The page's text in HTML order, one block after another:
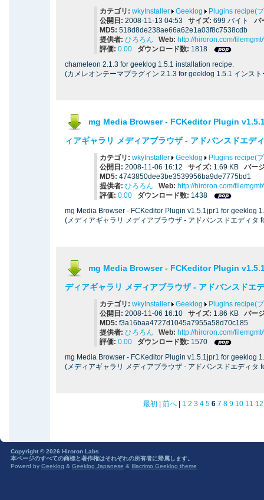
カテゴリ: wkyInstaller Geeklog
Plugins recipe(
公開日: 2008-11-13 04:53 サイズ: 699 バイト バ
MD5: 518d8de238ae66a62e1a03f8c7538cdb
提供者: ひろろん Web: http://hiroron.com/
評価: 0.00 ダウンロード数: 1818
chameleon 2.1.3 for geeklog 1.5.1 installation recipe.
(カメレオンテーマプラグイン 2.1.3 for geeklog 1.5.1 インス
mg Media Browser - FCKeditor Plugin
ィアギャラリ メディアブラウザ - アドバンスドエデ
カテゴリ: wkyInstaller Geeklog
Plugins recipe(
公開日: 2008-11-06 16:12 サイズ: 1.69 KB バー
MD5: 4743850dee3be3539956ba9de7775bd1
提供者: ひろろん Web: http://hiroron.com/
評価: 0.00 ダウンロード数: 1438
mg Media Browser - FCKeditor Plugin v1.5.1jpr1 for geeklog
(メディアギャラリ メディアブラウザ - アドバンスドエディタ
mg Media Browser - FCKeditor Plugin
ディアギャラリ メディアブラウザ - アドバンスドエ
カテゴリ: wkyInstaller Geeklog
Plugins recipe(
公開日: 2008-11-06 16:10 サイズ: 1.86 KB バー
MD5: f3a16baa4727d1045a7955a58d70c185
提供者: ひろろん Web: http://hiroron.com/
評価: 0.00 ダウンロード数: 1570
mg Media Browser - FCKeditor Plugin v1.5.1jpr1 for geeklog
(メディアギャラリ メディアブラウザ - アドバンスドエディタ
最初 前へ| 1 2 3 4 5 6 7 8 9 10 11 12
Copyright © 2026 Hiroron Labs
本ページのすべての商標と著作権はそれぞれの所有者に帰属します。
Powerd by Geeklog & Geeklog Japanese & Illacrimo Geeklog theme